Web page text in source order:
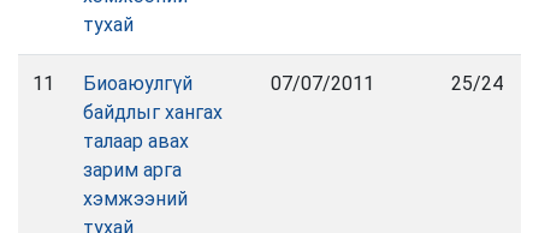
тухай
11
Биоаюулгүй
байдлыг хангах
талаар авах
зарим арга
хэмжээний
тухай
07/07/2011 25/24